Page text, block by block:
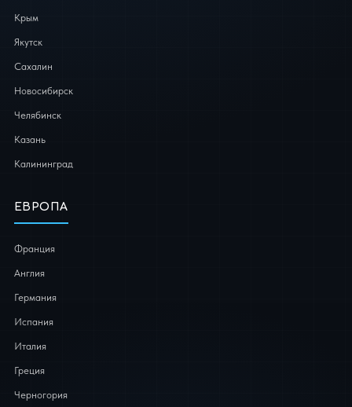
Крым
Якутск
Сахалин
Новосибирск
Челябинск
Казань
Калининград
ЕВРОПА
Франция
Англия
Германия
Испания
Италия
Греция
Черногория